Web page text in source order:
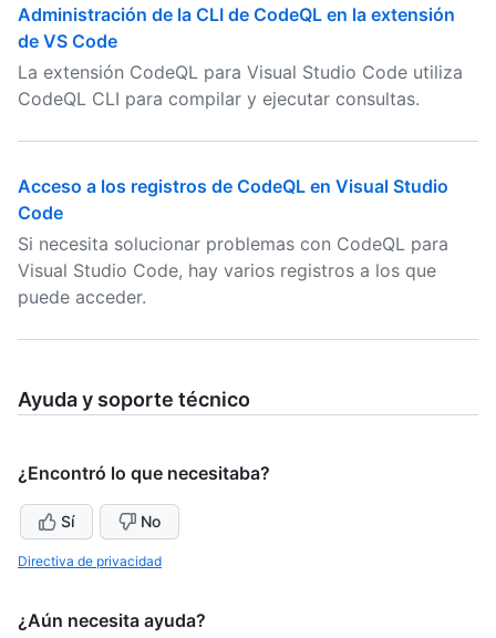
Administración de la CLI de CodeQL en la extensión
de VS Code
La extensión CodeQL para Visual Studio Code utiliza
CodeQL CLI para compilar y ejecutar consultas.
Acceso a los registros de CodeQL en Visual Studio
Code
Si necesita solucionar problemas con CodeQL para
Visual Studio Code, hay varios registros a los que
puede acceder.
Ayuda y soporte técnico
¿Encontró lo que necesitaba?
Sí No
Directiva de privacidad
¿Aún necesita ayuda?